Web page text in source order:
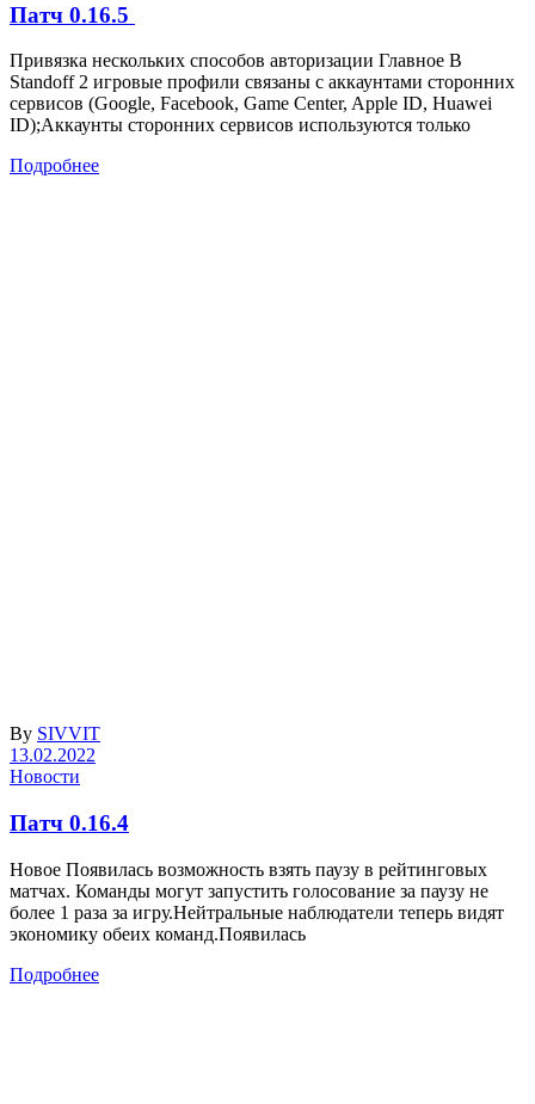
Патч 0.16.5
Привязка нескольких способов авторизации Главное В
Standoff 2 игровые профили связаны с аккаунтами сторонних
сервисов (Google, Facebook, Game Center, Apple ID, Huawei
ID);Аккаунты сторонних сервисов используются только
Подробнее
By SIVVIT
13.02.2022
Новости
Патч 0.16.4
Новое Появилась возможность взять паузу в рейтинговых
матчах. Команды могут запустить голосование за паузу не
более 1 раза за игру.Нейтральные наблюдатели теперь видят
экономику обеих команд.Появилась
Подробнее